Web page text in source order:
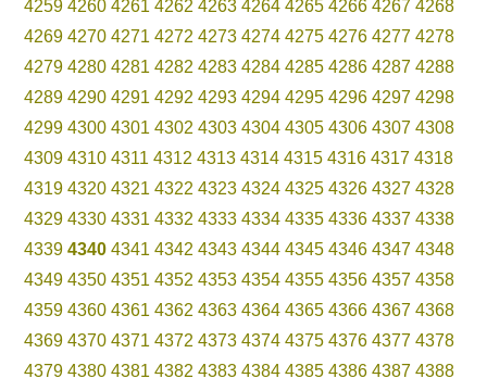
4259 4260 4261 4262 4263 4264 4265 4266 4267 4268
4269 4270 4271 4272 4273 4274 4275 4276 4277 4278
4279 4280 4281 4282 4283 4284 4285 4286 4287 4288
4289 4290 4291 4292 4293 4294 4295 4296 4297 4298
4299 4300 4301 4302 4303 4304 4305 4306 4307 4308
4309 4310 4311 4312 4313 4314 4315 4316 4317 4318
4319 4320 4321 4322 4323 4324 4325 4326 4327 4328
4329 4330 4331 4332 4333 4334 4335 4336 4337 4338
4339 4340 4341 4342 4343 4344 4345 4346 4347 4348
4349 4350 4351 4352 4353 4354 4355 4356 4357 4358
4359 4360 4361 4362 4363 4364 4365 4366 4367 4368
4369 4370 4371 4372 4373 4374 4375 4376 4377 4378
4379 4380 4381 4382 4383 4384 4385 4386 4387 4388